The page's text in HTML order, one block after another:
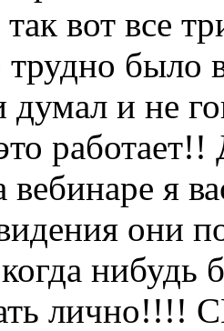
вот все
трудно было
думал и не
вебинаре я
они
нибудь